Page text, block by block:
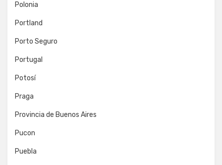
Polonia
Portland
Porto Seguro
Portugal
Potosí
Praga
Provincia de Buenos Aires
Pucon
Puebla